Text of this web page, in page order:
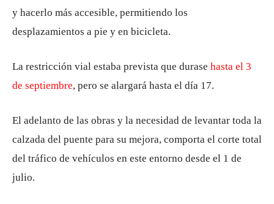
y hacerlo más accesible, permitiendo los
desplazamientos a pie y en bicicleta.
La restricción vial estaba prevista que durase hasta el 3
de septiembre, pero se alargará hasta el día 17.
El adelanto de las obras y la necesidad de levantar toda la
calzada del puente para su mejora, comporta el corte total
del tráfico de vehículos en este entorno desde el 1 de
julio.